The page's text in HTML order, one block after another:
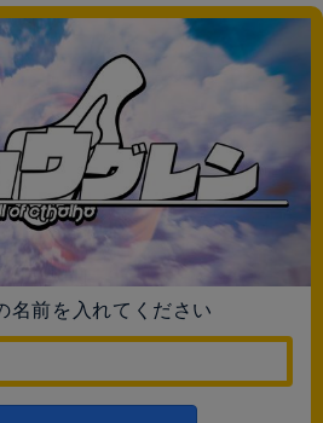
名前を入れてください